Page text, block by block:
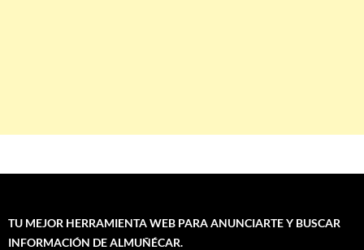
TU MEJOR HERRAMIENTA WEB PARA ANUNCIARTE Y BUSCAR
INFORMACIÓN DE ALMUÑÉCAR.